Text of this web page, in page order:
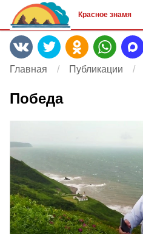
Красное знамя
Главная Публикации
Победа